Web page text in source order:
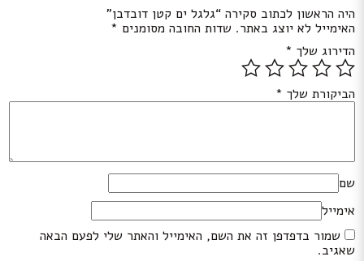
היה הראשון לכתוב סקירה “גלגל ים קטן דובדבן”
האימייל לא יוצג באתר. שדות החובה מסומנים *
הדירוג שלך *
הביקורת שלך *
שם
אימייל
שמור בדפדפן זה את השם, האימייל והאתר שלי לפעם הבאה
שאגיב.